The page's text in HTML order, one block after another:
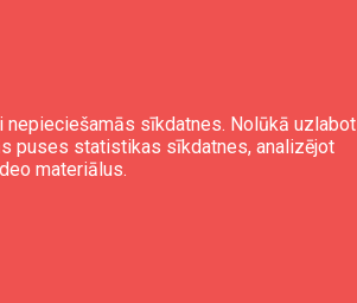
sīkdatnes. Nolūkā uzlabot
puses statistikas sīkdatnes, analizējot
materiālus.